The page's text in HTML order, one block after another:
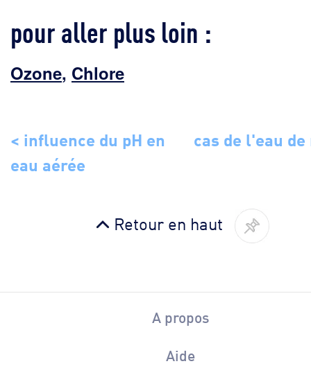
pour aller plus loin :
Ozone, Chlore
< influence du pH en
eau aérée
cas de l'eau
Retour en haut
A propos
Aide